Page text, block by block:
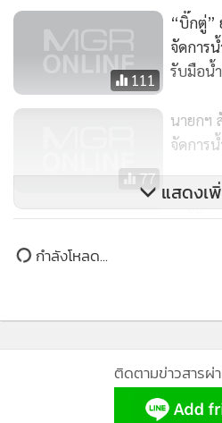
ศึกษา โดยไปดูแนวพระราชดำริการ
ในหลวงรัชกาลที่ ๙ ที่พระองค์ท่าน
ชีวิต น้ำคือความมั่นคง จากนั้นเราก็
จัดการน้ำด้วยระบบธนาคารน้ำใต้ดิ
ให้เห็นกับตา หลังจากนั้นได้กลับมา
จุดที่จะขุดบ่อระบบเปิด จำนวน
ปัญหาน้ำแล้งเป็นประจำของตำบล
หลังจากขุดไป 1 ปี ปรากฏว่ามีการ
และบ่อดัก ทำให้พื้นที่ตำบลบ้านผึ้งแ
แต่เดิมถ้าน้ำท่วมจะต้องใช้เวลาปร
ทำให้พืชผลทางการเกษตรเสียหาย
ด้วยระบบธนาคารน้ำใต้ดินแล้ว ไม่
ทำให้องค์การบริหารส่วนตำบลบ้าน
111
“บิ๊กตู่”
จัดการ
รับมือน้
77
นายกฯ
จัดการ
มารู้จัก
แสดงเ
ข่าวในหมวดล่าสุด
1
สวรรค์พรุ่งนี้ กระแสอาลัยดั
พวงหรีดทำไม่ทัน